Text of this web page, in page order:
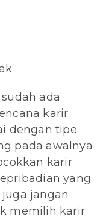
ada
karir
dengan tipe
pada awalnya
karir
yang
jangan
memilih karir